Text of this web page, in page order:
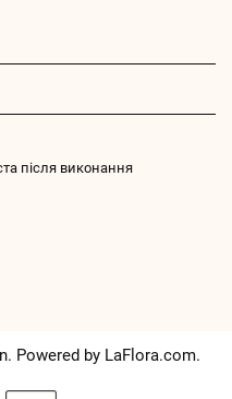
після виконання
Powered by LaFlora.com.